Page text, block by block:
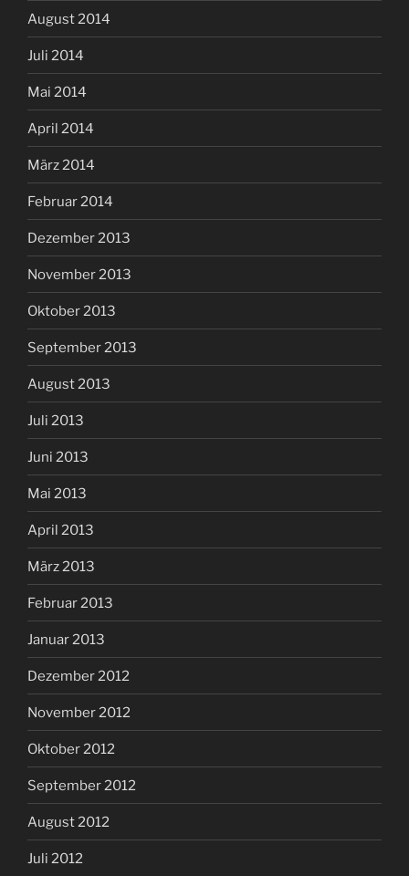
August 2014
Juli 2014
Mai 2014
April 2014
März 2014
Februar 2014
Dezember 2013
November 2013
Oktober 2013
September 2013
August 2013
Juli 2013
Juni 2013
Mai 2013
April 2013
März 2013
Februar 2013
Januar 2013
Dezember 2012
November 2012
Oktober 2012
September 2012
August 2012
Juli 2012